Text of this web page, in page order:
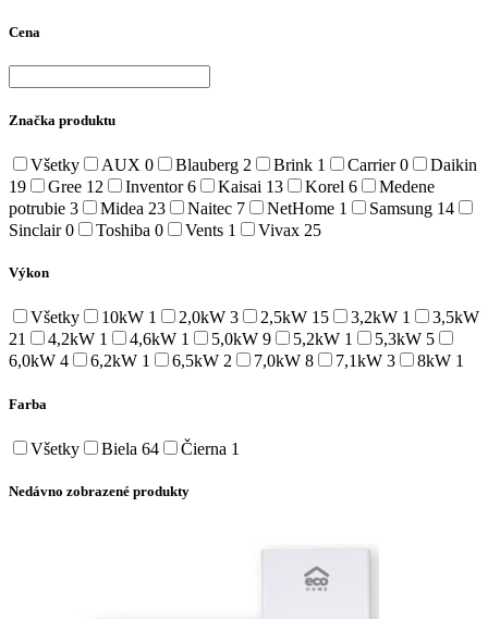
Cena
Značka produktu
Všetky AUX 0 Blauberg 2 Brink 1 Carrier0
Daikin
19
Gree 12 Inventor6 Kaisai 13 Korel 6
Medene
potrubie 3 Midea 23 Naitec 7 NetHome 1 Samsung 14
Sinclair0 Toshiba 0 Vents 1 Vivax 25
Výkon
Všetky 10kW 1 2,0kW 3 2,5kW 15 3,2kW 1
3,5kW
21
4,2kW 1 4,6kW 1 5,0kW 9 5,2kW 1 5,3kW 5
6,0kW 4 6,2kW 1 6,5kW 2 7,0kW 8 7,1kW 3 8kW 1
Farba
Všetky Biela 64 Čierna 1
Nedávno zobrazené produkty